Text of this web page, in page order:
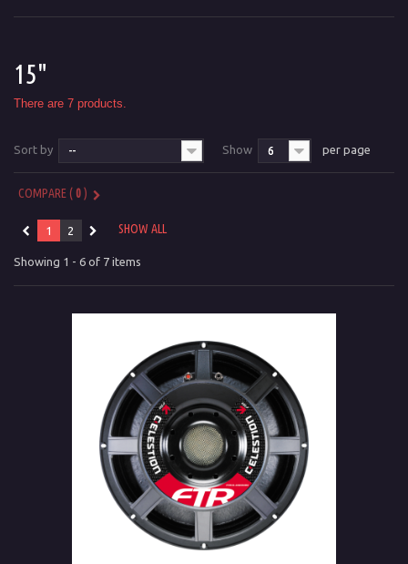
15"
There are 7 products.
Sort by -- Show 6 per page
COMPARE (0)
SHOW ALL
1 2
Showing 1 - 6 of 7 items